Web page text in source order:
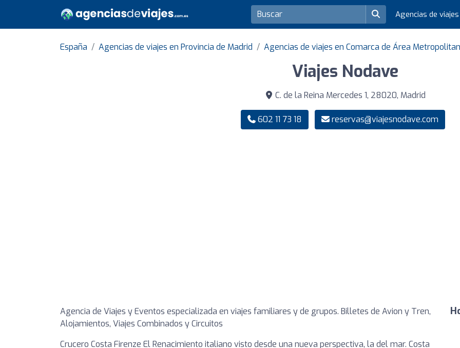
Agencias de
España Agencias de viajes en Provincia de Madrid Agencias de viajes en Comarca de Área
Viajes Nodave
C. de la Reina Mercedes 1, 28020, Madrid
602 11 73 18 reservas@viajesnodave.com
Agencia de Viajes y Eventos especializada en viajes familiares y de grupos. Billetes de Avion y Tren,
Alojamientos, Viajes Combinados y Circuitos
Crucero Costa Firenze El Renacimiento italiano visto desde una nueva perspectiva, la del mar. Costa